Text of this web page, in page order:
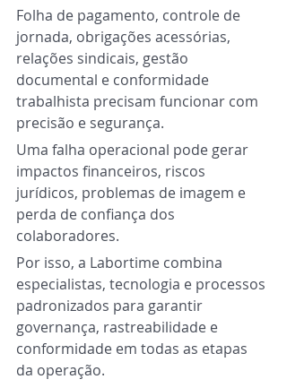
Folha de pagamento, controle de
jornada, obrigações acessórias,
relações sindicais, gestão
documental e conformidade
trabalhista precisam funcionar com
precisão e segurança.
Uma falha operacional pode gerar
impactos financeiros, riscos
jurídicos, problemas de imagem e
perda de confiança dos
colaboradores.
Por isso, a Labortime combina
especialistas, tecnologia e processos
padronizados para garantir
governança, rastreabilidade e
conformidade em todas as etapas
da operação.